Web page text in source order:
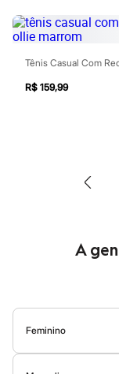
Naruto
Patrulha Canina
Sonic
Stitch
Kits
Finalizadores
Protetor solar
Tratamento
Cuidados com o
Protetor solar
Tônicos
Maquiagens
Base
R$ 159,99
A
Feminino
BlusasCalçasVestidos